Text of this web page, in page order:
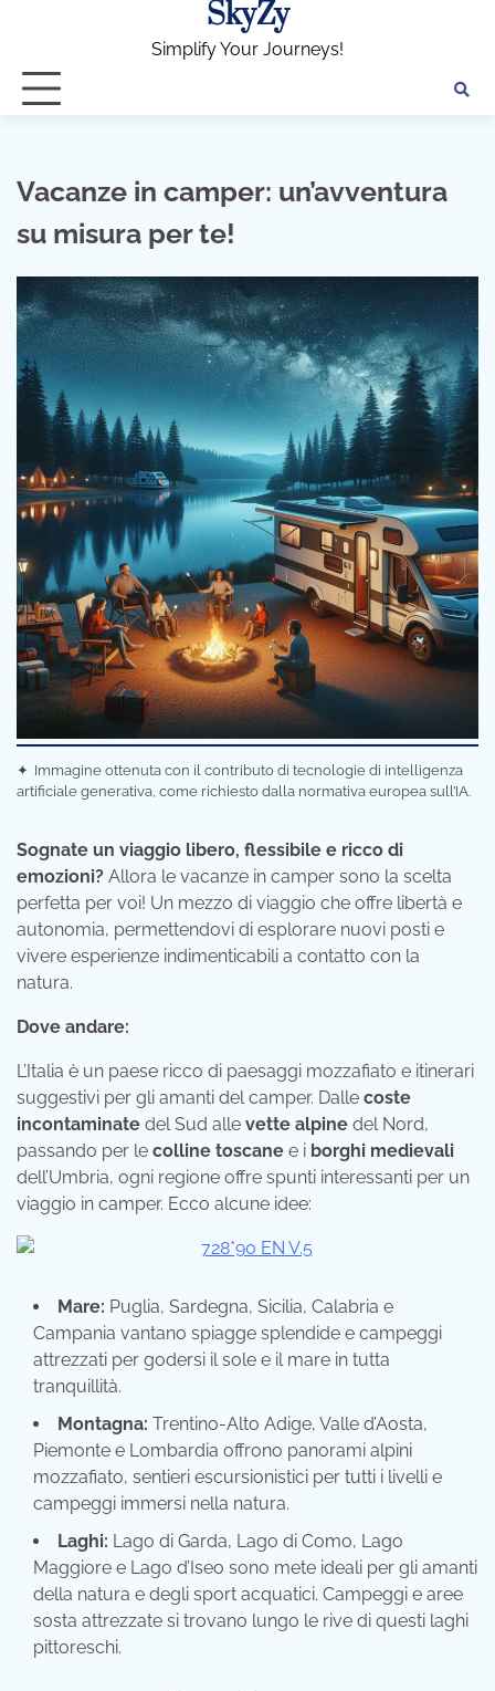
SkyZy
Simplify Your Journeys!
Vacanze in camper: un’avventura
su misura per te!
✦ Immagine ottenuta con il contributo di tecnologie di intelligenza
artificiale generativa, come richiesto dalla normativa europea sull’IA.
Sognate un viaggio libero, flessibile e ricco di
emozioni? Allora le vacanze in camper sono la scelta
perfetta per voi! Un mezzo di viaggio che offre libertà e
autonomia, permettendovi di esplorare nuovi posti e
vivere esperienze indimenticabili a contatto con la
natura.
Dove andare:
L’Italia è un paese ricco di paesaggi mozzafiato e itinerari
suggestivi per gli amanti del camper. Dalle coste
incontaminate del Sud alle vette alpine del Nord,
passando per le colline toscane e i borghi medievali
dell’Umbria, ogni regione offre spunti interessanti per un
viaggio in camper. Ecco alcune idee:
Mare: Puglia, Sardegna, Sicilia, Calabria e
Campania vantano spiagge splendide e campeggi
attrezzati per godersi il sole e il mare in tutta
tranquillità.
Montagna: Trentino-Alto Adige, Valle d’Aosta,
Piemonte e Lombardia offrono panorami alpini
mozzafiato, sentieri escursionistici per tutti i livelli e
campeggi immersi nella natura.
Laghi: Lago di Garda, Lago di Como, Lago
Maggiore e Lago d’Iseo sono mete ideali per gli amanti
della natura e degli sport acquatici. Campeggi e aree
sosta attrezzate si trovano lungo le rive di questi laghi
pittoreschi.